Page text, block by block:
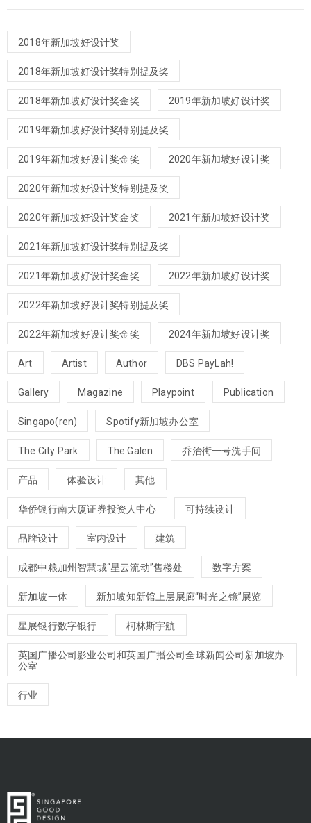
2018年新加坡好设计奖
2018年新加坡好设计奖特别提及奖
2018年新加坡好设计奖金奖 2019年新加坡好设计奖
2019年新加坡好设计奖特别提及奖
2019年新加坡好设计奖金奖 2020年新加坡好设计奖
2020年新加坡好设计奖特别提及奖
2020年新加坡好设计奖金奖 2021年新加坡好设计奖
2021年新加坡好设计奖特别提及奖
2021年新加坡好设计奖金奖 2022年新加坡好设计奖
2022年新加坡好设计奖特别提及奖
2022年新加坡好设计奖金奖 2024年新加坡好设计奖
Art Artist Author DBS PayLah!
Gallery Magazine Playpoint Publication
Singapo(ren) Spotify新加坡办公室
The City Park The Galen 乔治街一号洗手间
产品 体验设计 其他
华侨银行南大厦证券投资人中心 可持续设计
品牌设计 室内设计 建筑
成都中粮加州智慧城“星云流动”售楼处 数字方案
新加坡一体 新加坡知新馆上层展廊“时光之镜”展览
星展银行数字银行 柯林斯宇航
英国广播公司影业公司和英国广播公司全球新闻公司新加坡办
公室
行业